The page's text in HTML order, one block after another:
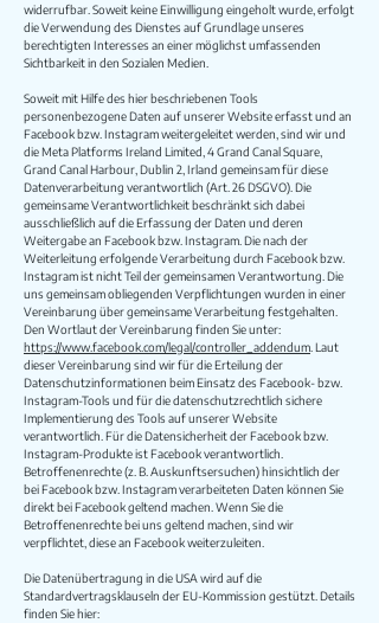
widerrufbar. Soweit keine Einwilligung eingeholt wurde, erfolgt
die Verwendung des Dienstes auf Grundlage unseres
berechtigten Interesses an einer möglichst umfassenden
Sichtbarkeit in den Sozialen Medien.
Soweit mit Hilfe des hier beschriebenen Tools
personenbezogene Daten auf unserer Website erfasst und an
Facebook bzw. Instagram weitergeleitet werden, sind wir und
die Meta Platforms Ireland Limited, 4 Grand Canal Square,
Grand Canal Harbour, Dublin 2, Irland gemeinsam für diese
Datenverarbeitung verantwortlich (Art. 26 DSGVO). Die
gemeinsame Verantwortlichkeit beschränkt sich dabei
ausschließlich auf die Erfassung der Daten und deren
Weitergabe an Facebook bzw. Instagram. Die nach der
Weiterleitung erfolgende Verarbeitung durch Facebook bzw.
Instagram ist nicht Teil der gemeinsamen Verantwortung. Die
uns gemeinsam obliegenden Verpflichtungen wurden in einer
Vereinbarung über gemeinsame Verarbeitung festgehalten.
Den Wortlaut der Vereinbarung finden Sie unter:
https://www.facebook.com/legal/controller_addendum . Laut
dieser Vereinbarung sind wir für die Erteilung der
Datenschutzinformationen beim Einsatz des Facebook- bzw.
Instagram-Tools und für die datenschutzrechtlich sichere
Implementierung des Tools auf unserer Website
verantwortlich. Für die Datensicherheit der Facebook bzw.
Instagram-Produkte ist Facebook verantwortlich.
Betroffenenrechte (z. B. Auskunftsersuchen) hinsichtlich der
bei Facebook bzw. Instagram verarbeiteten Daten können Sie
direkt bei Facebook geltend machen. Wenn Sie die
Betroffenenrechte bei uns geltend machen, sind wir
verpflichtet, diese an Facebook weiterzuleiten.
Die Datenübertragung in die USA wird auf die
Standardvertragsklauseln der EU-Kommission gestützt. Details
finden Sie hier: